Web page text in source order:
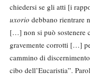
chiedersi se gli atti [i
uxorio debbano rientrare
[…] non si può sostenere
gravemente corrotti […]
cammino di
cibo dell’Eucaristia”.